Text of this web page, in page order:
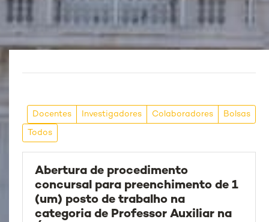
Docentes Investigadores Colaboradores Bolsas
Todos
Abertura de procedimento
concursal para preenchimento de 1
(um) posto de trabalho na
categoria de Professor Auxiliar na